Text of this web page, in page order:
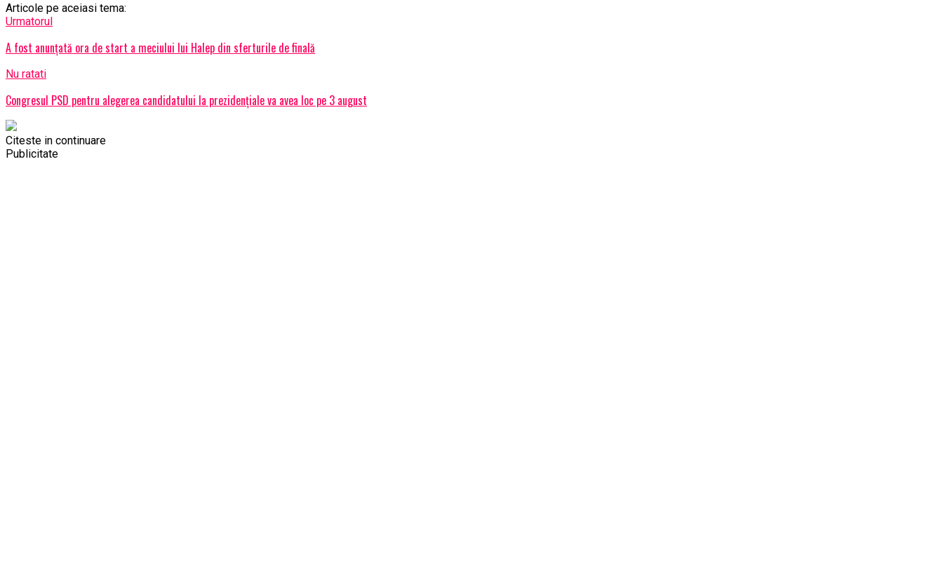
Articole pe aceiasi tema:
Urmatorul
A fost anunţată ora de start a meciului lui Halep din sferturile de finală
Nu ratati
Congresul PSD pentru alegerea candidatului la prezidenţiale va avea loc pe 3 august
Citeste in continuare
Publicitate